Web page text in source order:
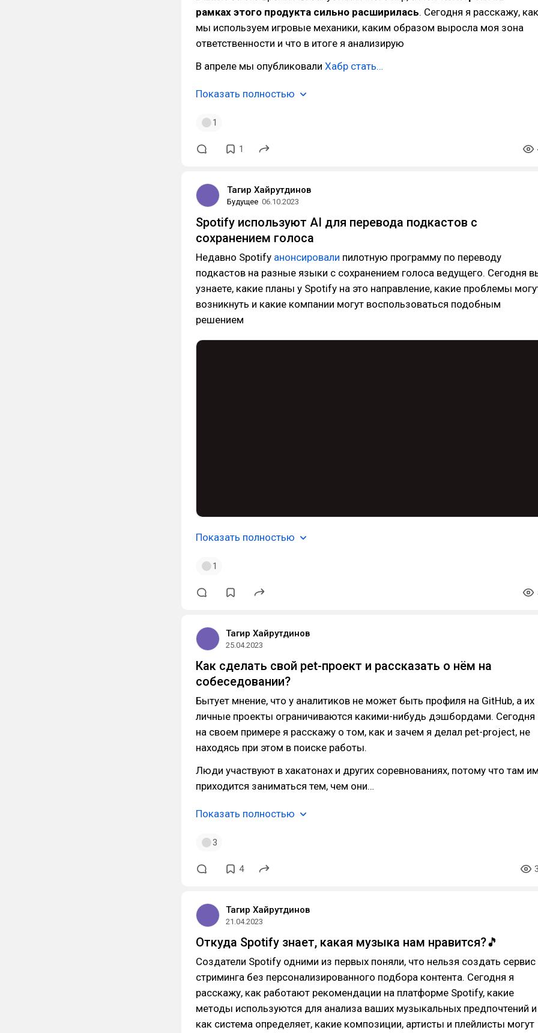
рамках этого продукта сильно расширилась. Сегодня я расскажу, как
мы используем игровые механики, каким образом выросла моя зона
ответственности и что в итоге я анализирую
В апреле мы опубликовали Хабр стать…
Показать полностью
1
1
Тагир Хайрутдинов
Будущее 06.10.2023
Spotify используют AI для перевода подкастов с
сохранением голоса
Недавно Spotify анонсировали пилотную программу по переводу
подкастов на разные языки с сохранением голоса ведущего. Сегодня
узнаете, какие планы у Spotify на это направление, какие проблемы
возникнуть и какие компании могут воспользоваться подобным
решением
Показать полностью
1
Тагир Хайрутдинов
25.04.2023
Как сделать свой pet-проект и рассказать о нём на
собеседовании?
Бытует мнение, что у аналитиков не может быть профиля на GitHub, а их
личные проекты ограничиваются какими-нибудь дэшбордами. Сегодня
на своем примере я расскажу о том, как и зачем я делал pet-project, не
находясь при этом в поиске работы.
Люди участвуют в хакатонах и других соревнованиях, потому что там
приходится заниматься тем, чем они…
Показать полностью
3
4
Тагир Хайрутдинов
21.04.2023
Откуда Spotify знает, какая музыка нам нравится?🎵
Создатели Spotify одними из первых поняли, что нельзя создать сервис
стриминга без персонализированного подбора контента. Сегодня я
расскажу, как работают рекомендации на платформе Spotify, какие
методы используются для анализа ваших музыкальных предпочтений и
как система определяет, какие композиции, артисты и плейлисты могут